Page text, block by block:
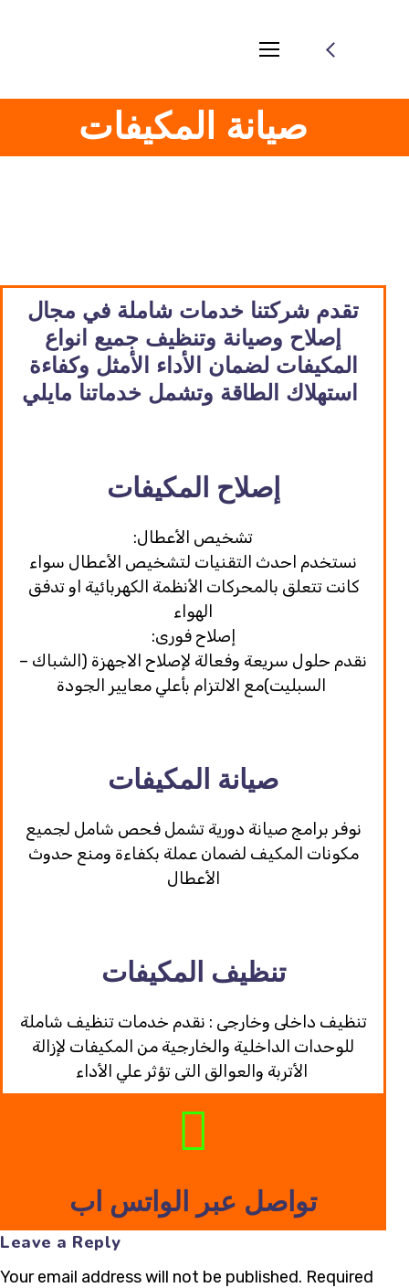
صيانة المكيفات
تقدم شركتنا خدمات شاملة في مجال
إصلاح وصيانة وتنظيف جميع انواع
المكيفات لضمان الأداء الأمثل وكفاءة
إصلاح المكيفات
:تشخيص الأعطال
نستخدم احدث التقنيات لتشخيص الأعطال سواء
كانت تتعلق بالمحركات الأنظمة الكهربائية او تدفق
الهواء
:إصلاح فورى
نقدم حلول سريعة وفعالة لإصلاح الاجهزة (الشباك –
صيانة المكيفات
نوفر برامج صيانة دورية تشمل فحص شامل لجميع
مكونات المكيف لضمان عملة بكفاءة ومنع حدوث
الأعطال
تنظيف المكيفات
تنظيف داخلى وخارجى : نقدم خدمات تنظيف شاملة
للوحدات الداخلية والخارجية من المكيفات لإزالة
تواصل عبر الواتس اب
Leave a Reply
Your email address will not be published. Required